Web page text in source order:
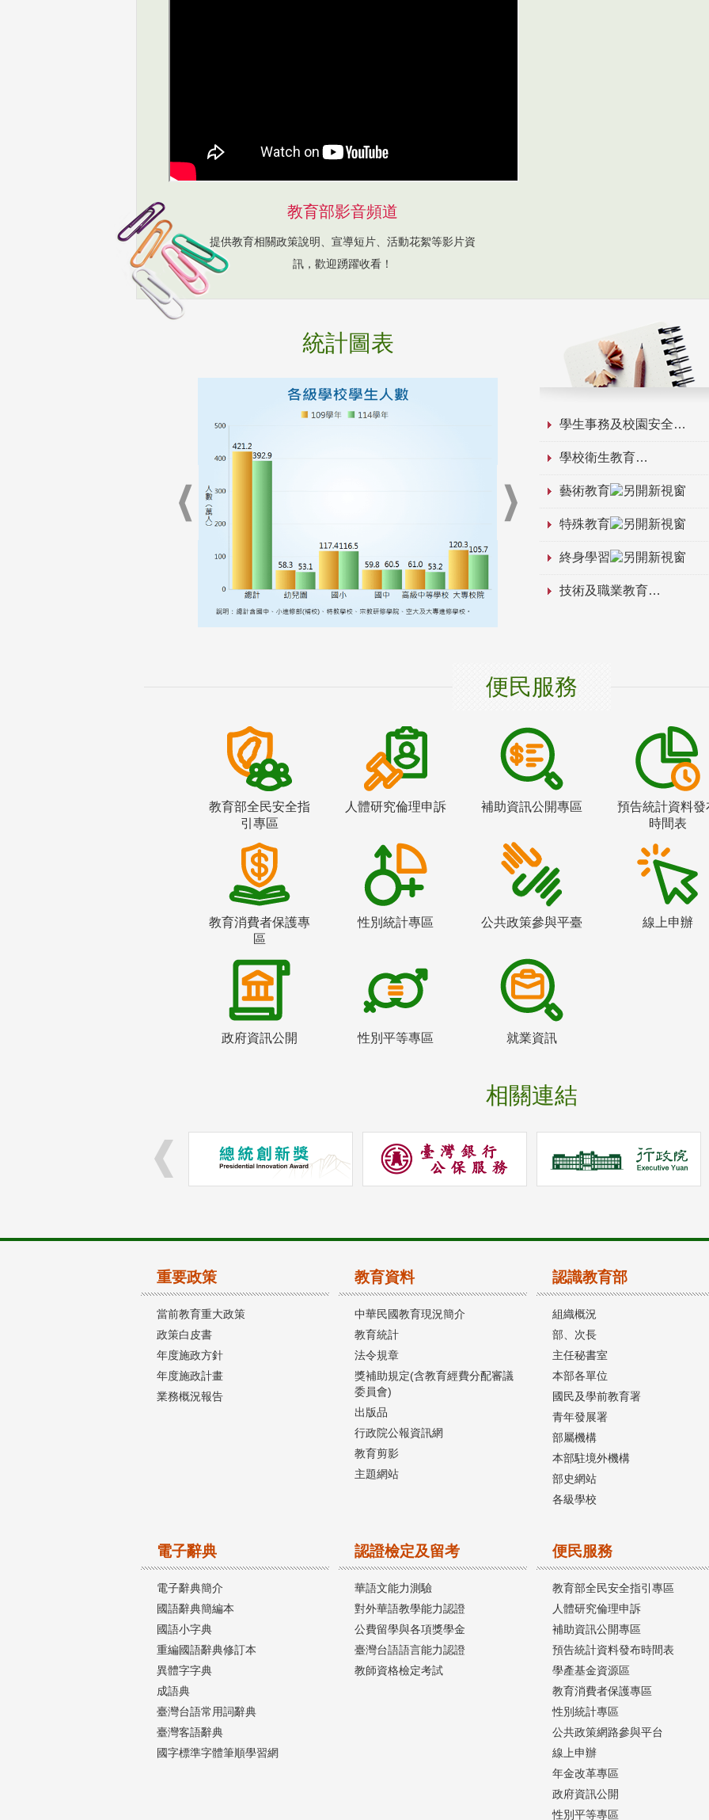
教育部影音頻道
提供教育相關政策說明、宣導短片、活動花絮等影片資
訊，歡迎踴躍收看！
統計圖表
學生事務及校園安全
學校衛生教育
藝術教育
特殊教育
終身學習
技術及職業教育
便民服務
教育部全民安全指
引專區
人體研究倫理申訴 補助資訊公開專區
預告統計資料發
時間表
教育消費者保護專
區
性別統計專區 公共政策參與平臺 線上申辦
政府資訊公開 性別平等專區 就業資訊
相關連結
重要政策
當前教育重大政策
政策白皮書
年度施政方針
年度施政計畫
業務概況報告
教育資料
中華民國教育現況簡介
教育統計
法令規章
獎補助規定(含教育經費分配審議
委員會)
出版品
行政院公報資訊網
教育剪影
主題網站
認識教育部
組織概況
部、次長
主任秘書室
本部各單位
國民及學前教育署
青年發展署
部屬機構
本部駐境外機構
部史網站
各級學校
電子辭典
電子辭典簡介
國語辭典簡編本
國語小字典
重編國語辭典修訂本
異體字字典
成語典
臺灣台語常用詞辭典
臺灣客語辭典
國字標準字體筆順學習網
認證檢定及留考
華語文能力測驗
對外華語教學能力認證
公費留學與各項獎學金
臺灣台語語言能力認證
教師資格檢定考試
便民服務
教育部全民安全指引專區
人體研究倫理申訴
補助資訊公開專區
預告統計資料發布時間表
學產基金資源區
教育消費者保護專區
性別統計專區
公共政策網路參與平台
線上申辦
年金改革專區
政府資訊公開
性別平等專區